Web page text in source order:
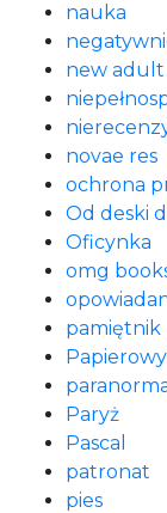
nauka
new adult
novae res
ochrona
Od deski
Oficynka
omg
pamiętnik
Paryż
Pascal
patronat
pies